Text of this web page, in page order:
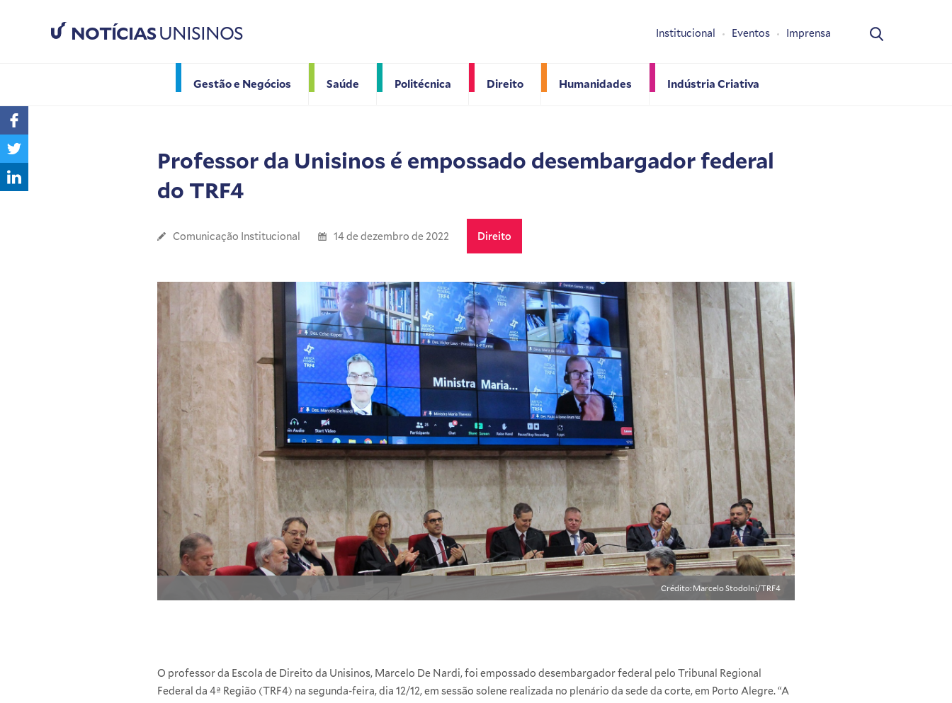
NOTÍCIASUNISINOS
Gestão e Negócios Saúde Politécnica Direito Humanidades Indústria Criativa
Institucional Eventos Imprensa
Professor da Unisinos é empossado desembargador federal
do TRF4
Comunicação Institucional 14 de dezembro de 2022 Direito
Crédito: Marcelo Stodolni/TRF4
O professor da Escola de Direito da Unisinos, Marcelo De Nardi, foi empossado desembargador federal pelo Tribunal Regional
Federal da 4ª Região (TRF4) na segunda-feira, dia 12/12, em sessão solene realizada no plenário da sede da corte, em Porto Alegre. “A